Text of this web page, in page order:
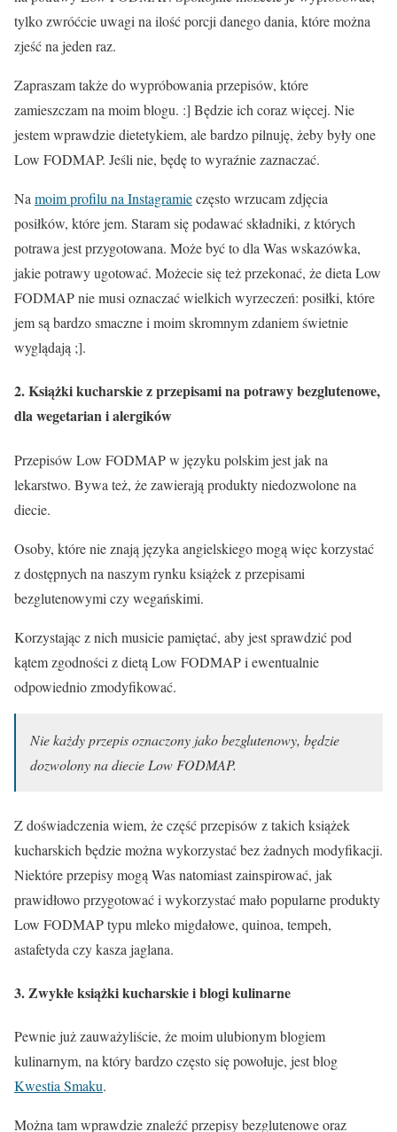
tylko zwróćcie uwagi na ilość porcji danego dania, które można
zjeść na jeden raz.
Zapraszam także do wypróbowania przepisów, które
zamieszczam na moim blogu. :] Będzie ich coraz więcej. Nie
jestem wprawdzie dietetykiem, ale bardzo pilnuję, żeby były one
Low FODMAP. Jeśli nie, będę to wyraźnie zaznaczać.
Na moim profilu na Instagramieczęsto wrzucam zdjęcia
posiłków, które jem. Staram się podawać składniki, z których
potrawa jest przygotowana. Może być to dla Was wskazówka,
jakie potrawy ugotować. Możecie się też przekonać, że dieta Low
FODMAP nie musi oznaczać wielkich wyrzeczeń: posiłki, które
jem są bardzo smaczne i moim skromnym zdaniem świetnie
wyglądają ;].
2. Książki kucharskie z przepisami na potrawy bezglutenowe,
dla wegetarian i alergików
Przepisów Low FODMAP w języku polskim jest jak na
lekarstwo. Bywa też, że zawierają produkty niedozwolone na
diecie.
Osoby, które nie znają języka angielskiego mogą więc korzystać
z dostępnych na naszym rynku książek z przepisami
bezglutenowymi czy wegańskimi.
Korzystając z nich musicie pamiętać, aby jest sprawdzić pod
kątem zgodności z dietą Low FODMAP i ewentualnie
odpowiednio zmodyfikować.
Nie każdy przepis oznaczony jako bezglutenowy, będzie
dozwolony na diecie Low FODMAP.
Z doświadczenia wiem, że część przepisów z takich książek
kucharskich będzie można wykorzystać bez żadnych modyfikacji.
Niektóre przepisy mogą Was natomiast zainspirować, jak
prawidłowo przygotować i wykorzystać mało popularne produkty
Low FODMAP typu mleko migdałowe, quinoa, tempeh,
astafetyda czy kasza jaglana.
3. Zwykłe książki kucharskie i blogi kulinarne
Pewnie już zauważyliście, że moim ulubionym blogiem
kulinarnym, na który bardzo często się powołuje, jest blog
Kwestia Smaku.
Można tam wprawdzie znaleźć przepisy bezglutenowe oraz